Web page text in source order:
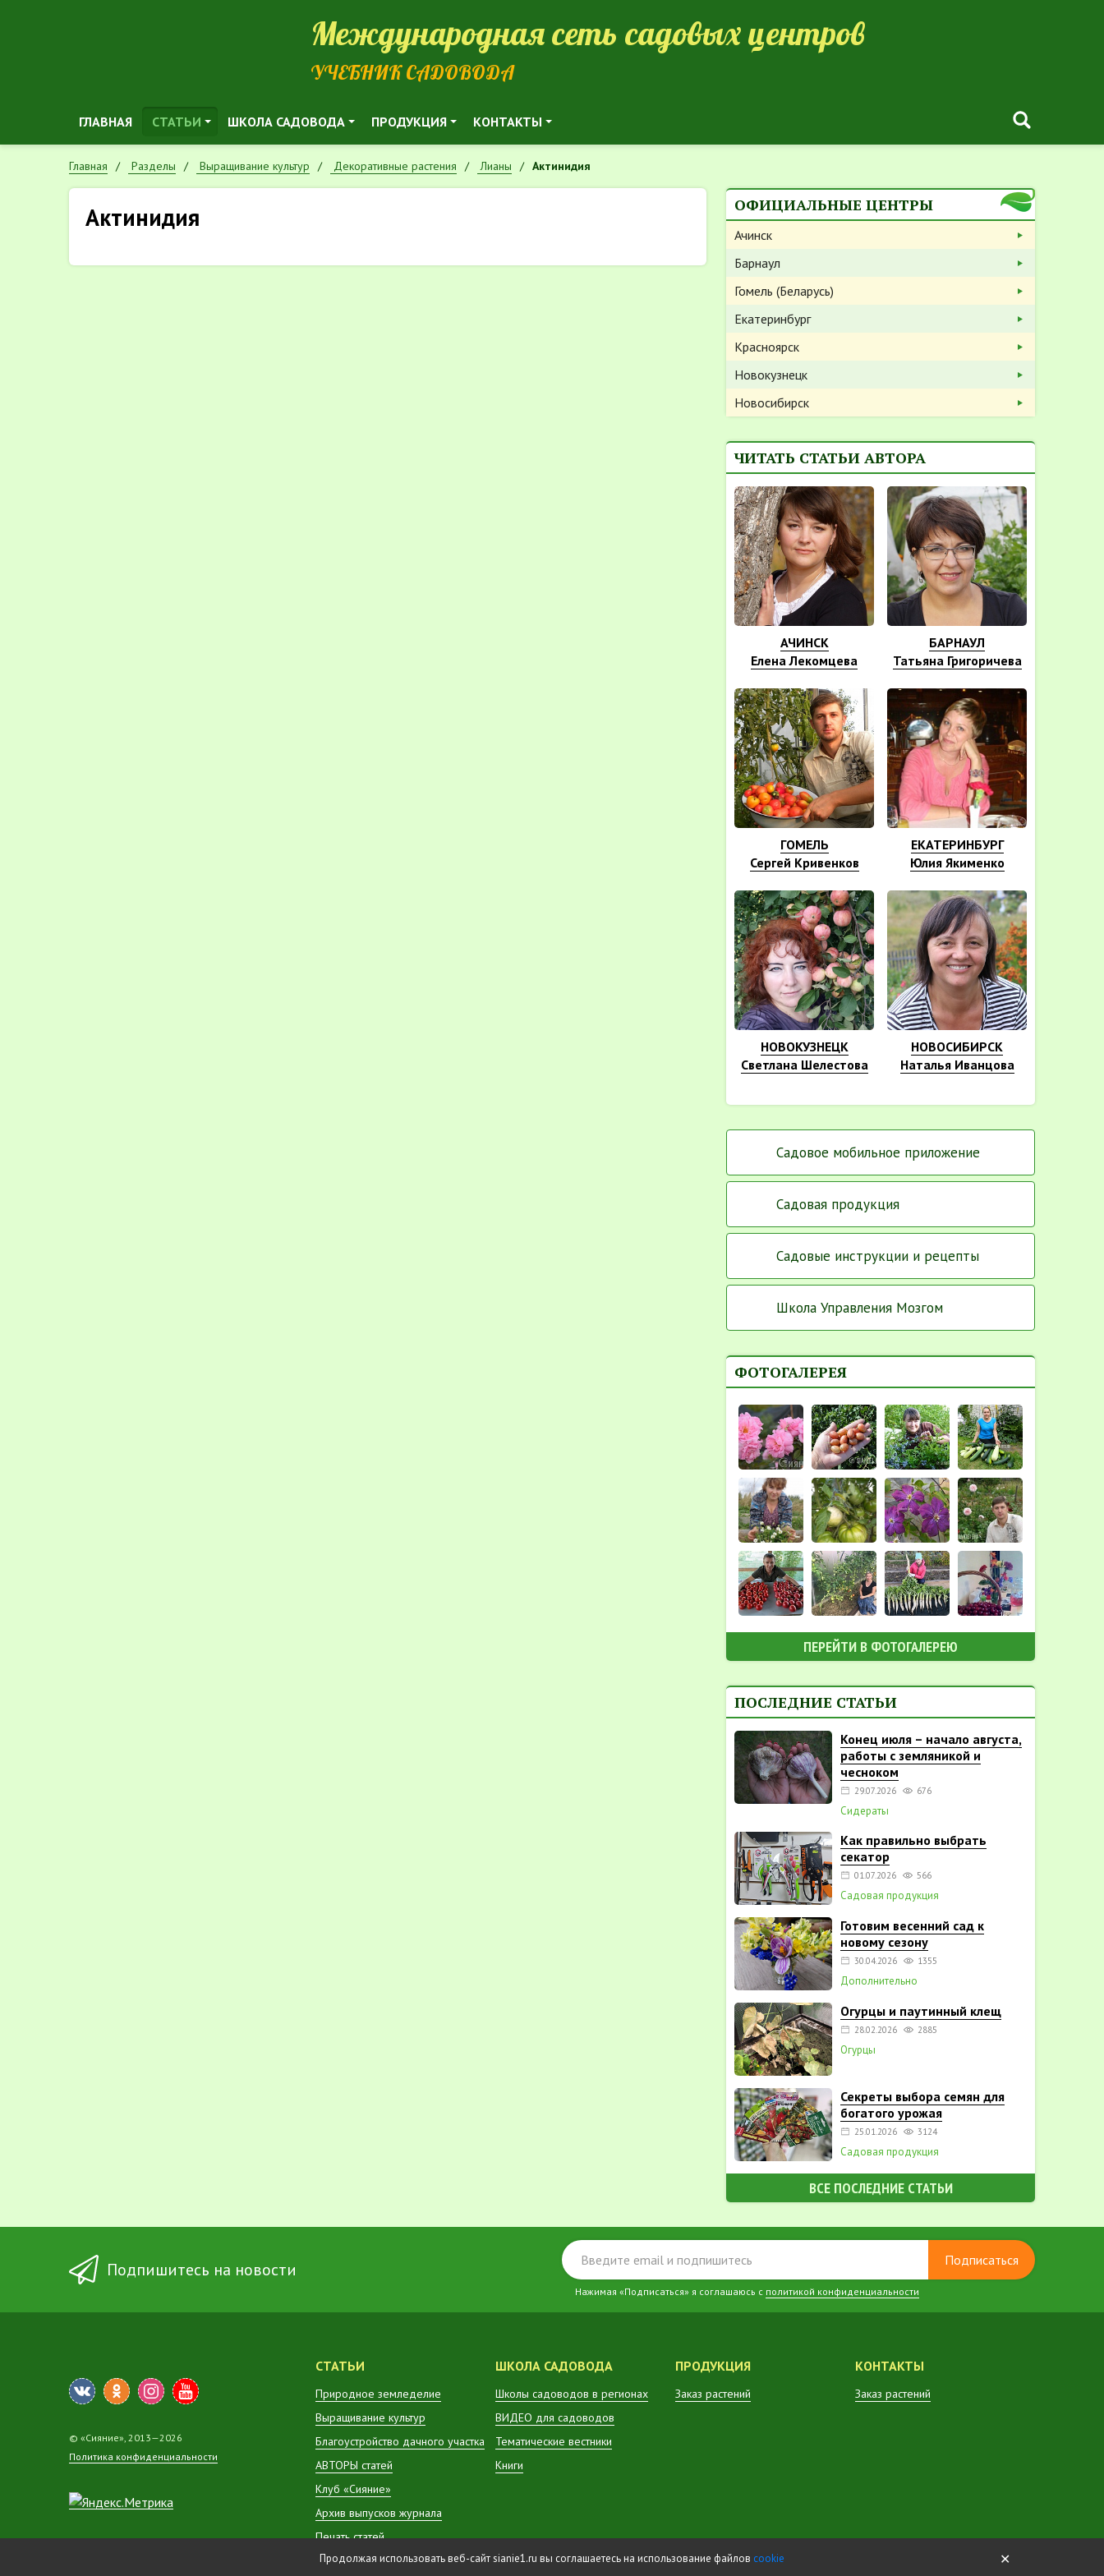
Международная сеть садовых центров
УЧЕБНИК САДОВОДА
ГЛАВНАЯ СТАТЬИ ШКОЛА САДОВОДА ПРОДУКЦИЯ КОНТАКТЫ
Главная Разделы Выращивание культур Декоративные растения Лианы Актинидия
Актинидия ОФИЦИАЛЬНЫЕ ЦЕНТРЫ
Ачинск
Барнаул
Гомель (Беларусь)
Екатеринбург
Красноярск
Новокузнецк
Новосибирск
ЧИТАТЬ СТАТЬИ АВТОРА
АЧИНСК
Елена Лекомцева
БАРНАУЛ
Татьяна Григоричева
ГОМЕЛЬ
Сергей Кривенков
ЕКАТЕРИНБУРГ
Юлия Якименко
НОВОКУЗНЕЦК
Светлана Шелестова
НОВОСИБИРСК
Наталья Иванцова
Садовое мобильное приложение
Садовая продукция
Садовые инструкции и рецепты
Школа Управления Мозгом
ФОТОГАЛЕРЕЯ
ПЕРЕЙТИ В ФОТОГАЛЕРЕЮ
ПОСЛЕДНИЕ СТАТЬИ
Конец июля – начало августа,
работы с земляникой и
чесноком
29.07.2026 676
Сидераты
Как правильно выбрать
секатор
01.07.2026 566
Садовая продукция
Готовим весенний сад к
новому сезону
30.04.2026 1355
Дополнительно
Огурцы и паутинный клещ
28.02.2026 2885
Огурцы
Секреты выбора семян для
богатого урожая
25.01.2026 3124
Садовая продукция
ВСЕ ПОСЛЕДНИЕ СТАТЬИ
Подпишитесь на новости Подписаться
Нажимая «Подписаться» я соглашаюсь с политикой конфиденциальности
© «Сияние», 2013—2026
Политика конфиденциальности
СТАТЬИ
Природное земледелие
Выращивание культур
Благоустройство дачного участка
АВТОРЫ статей
Клуб «Сияние»
Архив выпусков журнала
Печать статей
ШКОЛА САДОВОДА
Школы садоводов в регионах
ВИДЕО для садоводов
Тематические вестники
Книги
ПРОДУКЦИЯ
Заказ растений
КОНТАКТЫ
Заказ растений
✕
Продолжая использовать веб-сайт sianie1.ru вы соглашаетесь на использование файлов cookie